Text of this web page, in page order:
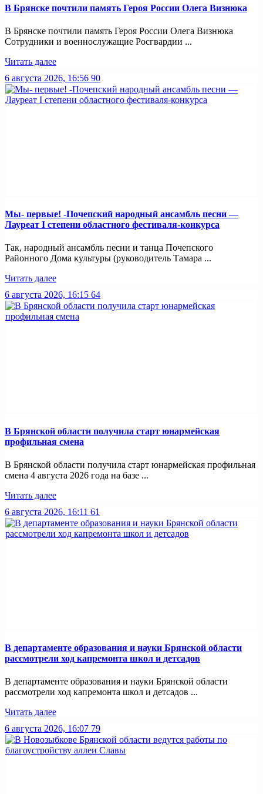
В Брянске почтили память Героя России Олега Визнюка
В Брянске почтили память Героя России Олега Визнюка
Сотрудники и военнослужащие Росгвардии ...
Читать далее
6 августа 2026, 16:56 90
Мы- первые! -Почепский народный ансамбль песни —
Лауреат I степени областного фестиваля-конкурса
Так, народный ансамбль песни и танца Почепского
Районного Дома культуры (руководитель Тамара ...
Читать далее
6 августа 2026, 16:15 64
В Брянской области получила старт юнармейская
профильная смена
В Брянской области получила старт юнармейская профильная
смена 4 августа 2026 года на базе ...
Читать далее
6 августа 2026, 16:11 61
В департаменте образования и науки Брянской области
рассмотрели ход капремонта школ и детсадов
В департаменте образования и науки Брянской области
рассмотрели ход капремонта школ и детсадов ...
Читать далее
6 августа 2026, 16:07 79